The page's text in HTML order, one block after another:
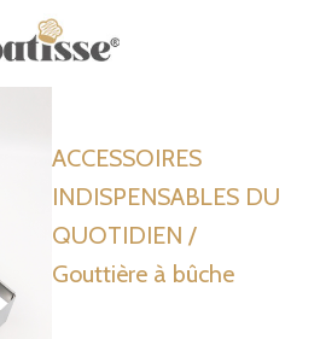
ACCESSOIRES
INDISPENSABLES DU
QUOTIDIEN /
Gouttière à bûche